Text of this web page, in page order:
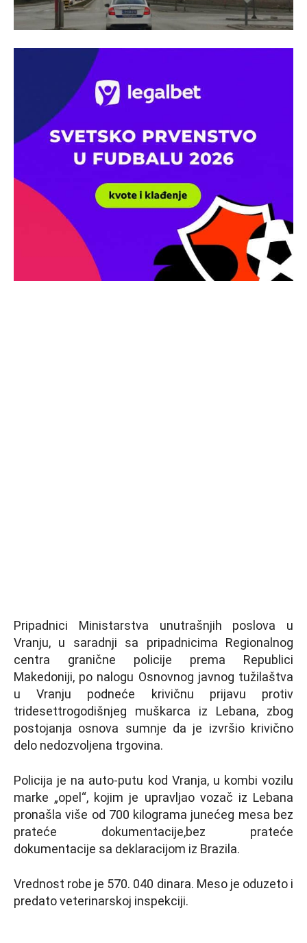
Pripadnici Ministarstva unutrašnjih poslova u
Vranju, u saradnji sa pripadnicima Regionalnog
centra granične policije prema Republici
Makedoniji, po nalogu Osnovnog javnog tužilaštva
u Vranju podneće krivičnu prijavu protiv
tridesettrogodišnjeg muškarca iz Lebana, zbog
postojanja osnova sumnje da je izvršio krivično
delo nedozvolјena trgovina.
Policija je na auto-putu kod Vranja, u kombi vozilu
marke „opel“, kojim je upravlјao vozač iz Lebana
pronašla više od 700 kilograma junećeg mesa bez
prateće dokumentacije,bez prateće
dokumentacije sa deklaracijom iz Brazila.
Vrednost robe je 570. 040 dinara. Meso je oduzeto i
predato veterinarskoj inspekciji.